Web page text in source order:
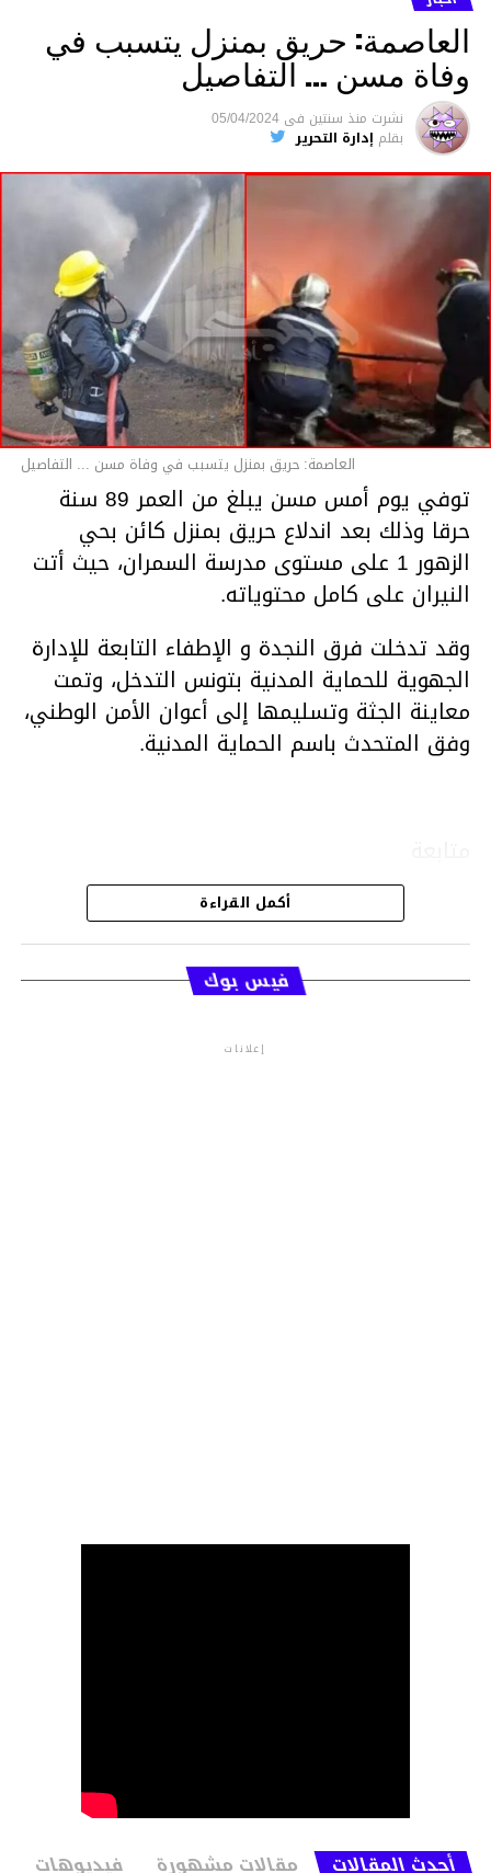
متابعة
قسم الاخبار
العاصمة: حريق بمنزل يتسبب في
وفاة مسن … التفاصيل
نشرت منذ سنتين فى 05/04/2024
بقلم إدارة التحرير
العاصمة: حريق بمنزل يتسبب في وفاة مسن ... التفاصيل
توفي يوم أمس مسن يبلغ من العمر 89 سنة
حرقا وذلك بعد اندلاع حريق بمنزل كائن بحي
الزهور 1 على مستوى مدرسة السمران، حيث أتت
النيران على كامل محتوياته.
وقد تدخلت فرق النجدة و الإطفاء التابعة للإدارة
الجهوية للحماية المدنية بتونس التدخل، وتمت
معاينة الجثة وتسليمها إلى أعوان الأمن الوطني،
وفق المتحدث باسم الحماية المدنية.
قسم الاخبار
أكمل القراءة
فيس بوك
إعلانات
أحدث المقالات مقالات مشهورة فيديوهات